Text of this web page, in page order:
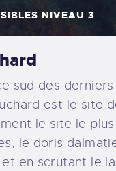
NIVEAU 3
sud des
est le site
le site le
le doris
en scrutant le